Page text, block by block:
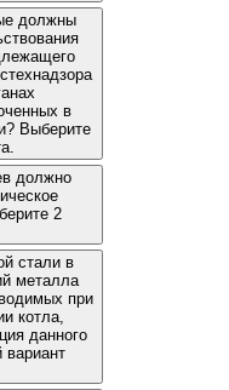
должны
в
Выберите
должно
2
стали в
металла
при
котла,
данного